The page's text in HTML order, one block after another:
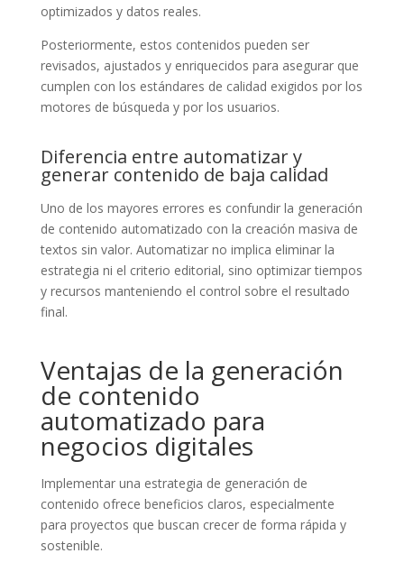
optimizados y datos reales.
Posteriormente, estos contenidos pueden ser
revisados, ajustados y enriquecidos para asegurar que
cumplen con los estándares de calidad exigidos por los
motores de búsqueda y por los usuarios.
Diferencia entre automatizar y
generar contenido de baja calidad
Uno de los mayores errores es confundir la generación
de contenido automatizado con la creación masiva de
textos sin valor. Automatizar no implica eliminar la
estrategia ni el criterio editorial, sino optimizar tiempos
y recursos manteniendo el control sobre el resultado
final.
Ventajas de la generación
de contenido
automatizado para
negocios digitales
Implementar una estrategia de generación de
contenido ofrece beneficios claros, especialmente
para proyectos que buscan crecer de forma rápida y
sostenible.